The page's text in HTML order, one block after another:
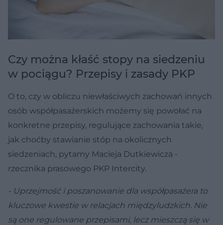
Czy można kłaść stopy na siedzeniu
w pociągu? Przepisy i zasady PKP
O to, czy w obliczu niewłaściwych zachowań innych
osób współpasażerskich możemy się powołać na
konkretne przepisy, regulujące zachowania takie,
jak choćby stawianie stóp na okolicznych
siedzeniach, pytamy Macieja Dutkiewicza -
rzecznika prasowego PKP Intercity.
- Uprzejmość i poszanowanie dla współpasażera to
kluczowe kwestie w relacjach międzyludzkich. Nie
są one regulowane przepisami, lecz mieszczą się w